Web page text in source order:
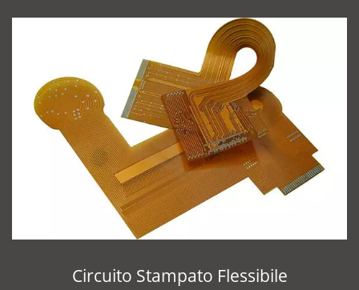
Circuito Stampato Flessibile